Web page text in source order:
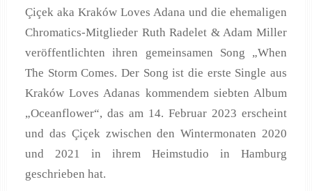
Çiçek aka Kraków Loves Adana und die ehemaligen
Chromatics-Mitglieder Ruth Radelet & Adam Miller
veröffentlichten ihren gemeinsamen Song „When
The Storm Comes. Der Song ist die erste Single aus
Kraków Loves Adanas kommendem siebten Album
„Oceanflower“, das am 14. Februar 2023 erscheint
und das Çiçek zwischen den Wintermonaten 2020
und 2021 in ihrem Heimstudio in Hamburg
geschrieben hat.